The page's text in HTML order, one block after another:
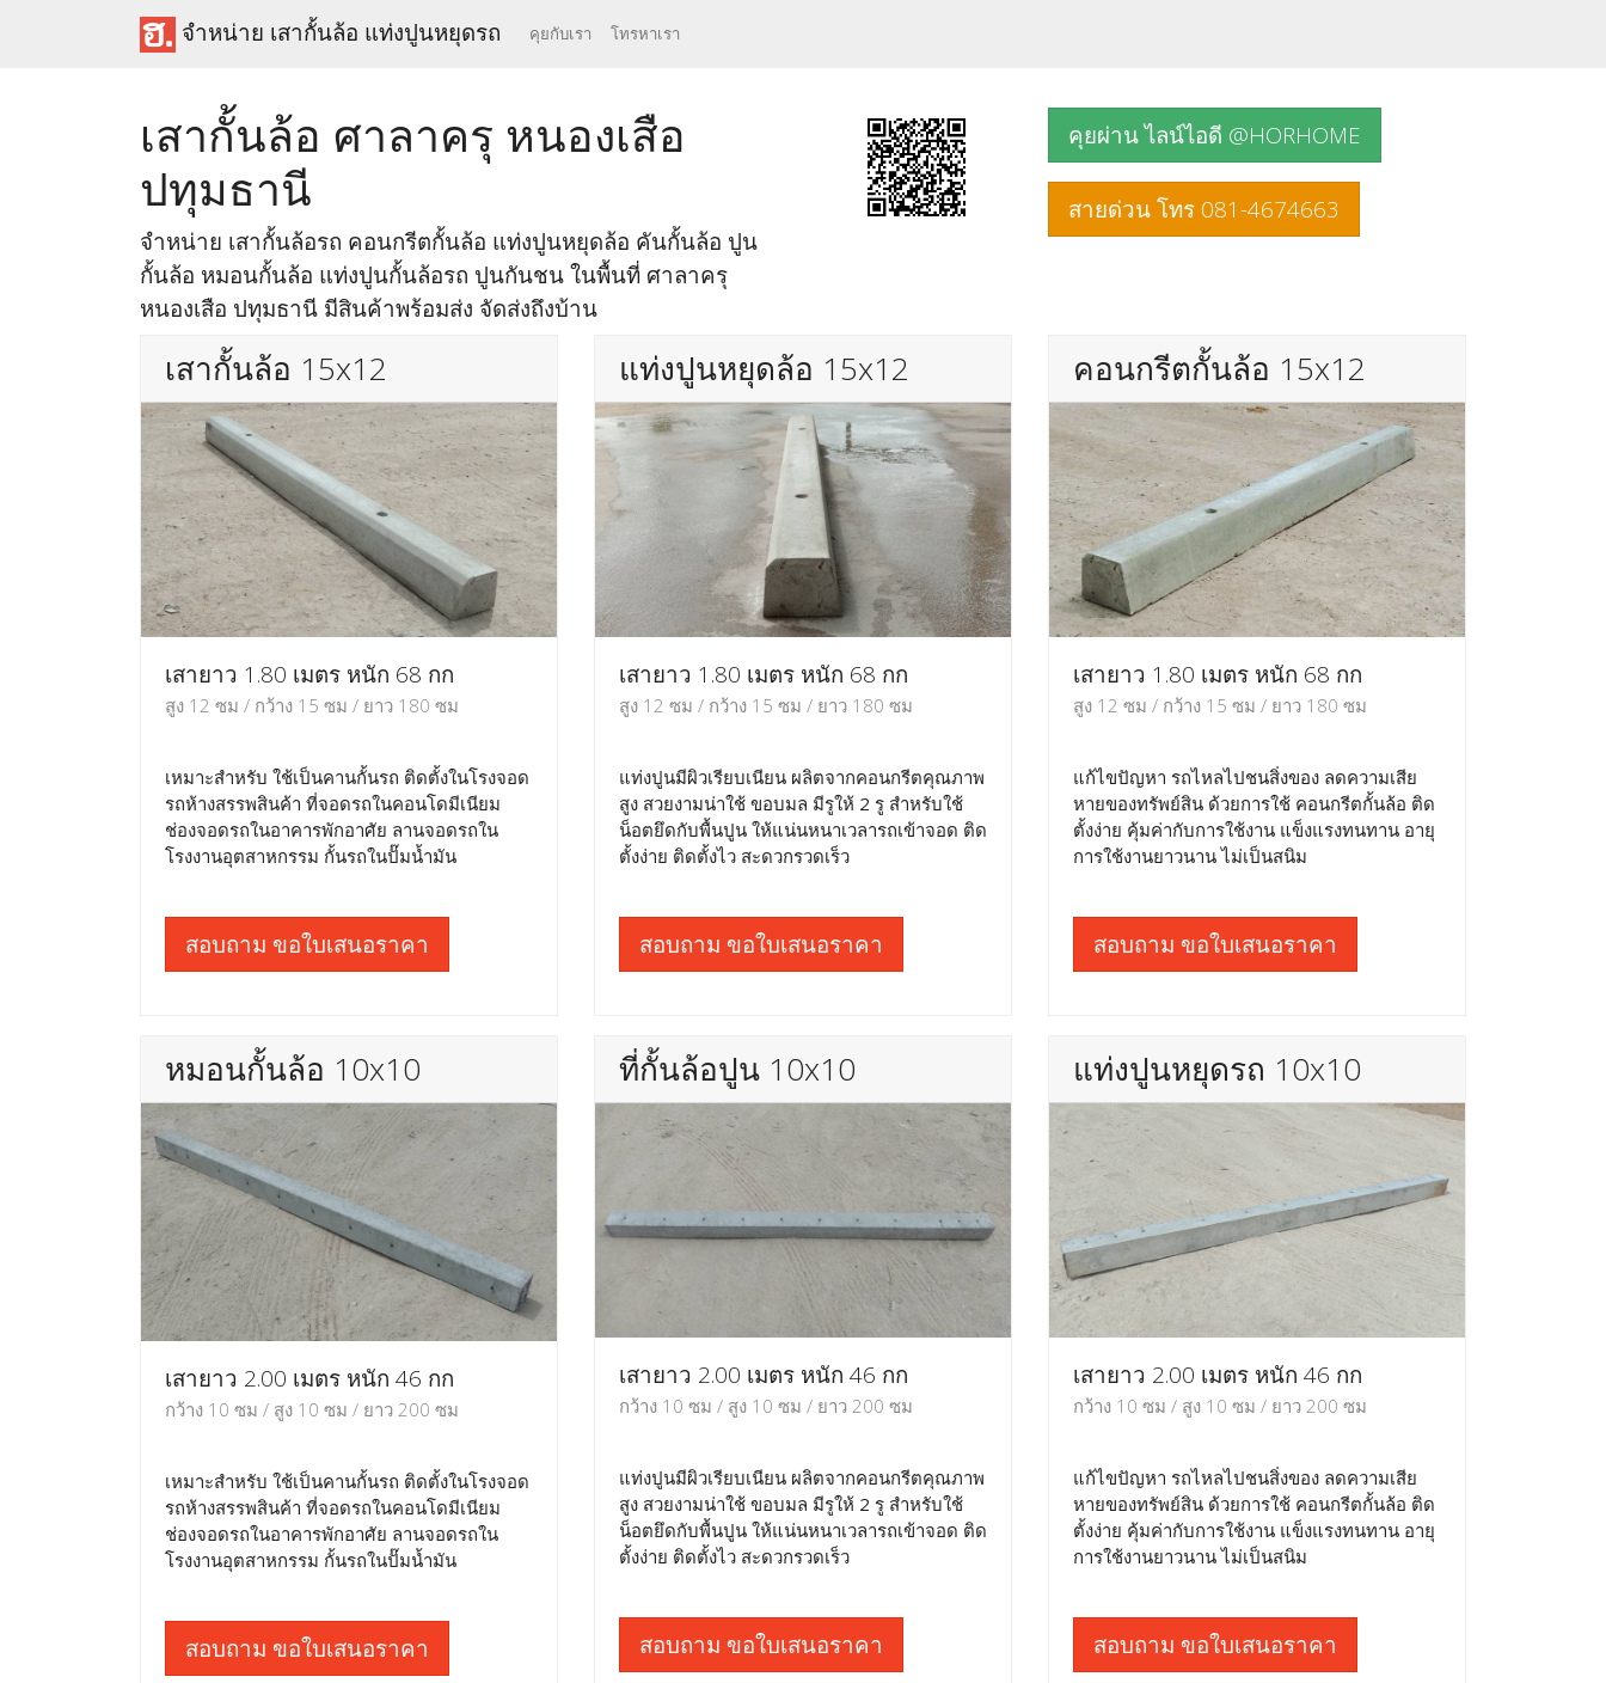
จำหน่าย เสากั้นล้อ แท่งปูนหยุดรถ คุยกับเรา โทรหาเรา
เสากั้นล้อ ศาลาครุ หนองเสือ
ปทุมธานี
จำหน่าย เสากั้นล้อรถ คอนกรีตกั้นล้อ แท่งปูนหยุดล้อ คันกั้นล้อ ปูน
กั้นล้อ หมอนกั้นล้อ แท่งปูนกั้นล้อรถ ปูนกันชน ในพื้นที่ ศาลาครุ
หนองเสือ ปทุมธานี มีสินค้าพร้อมส่ง จัดส่งถึงบ้าน
คุยผ่าน ไลน์ไอดี @HORHOME
สายด่วน โทร 081-4674663
เสากั้นล้อ 15x12
เสายาว 1.80 เมตร หนัก 68 กก
สูง 12 ซม / กว้าง 15 ซม / ยาว 180 ซม
เหมาะสำหรับ ใช้เป็นคานกั้นรถ ติดตั้งในโรงจอด
รถห้างสรรพสินค้า ที่จอดรถในคอนโดมีเนียม
ช่องจอดรถในอาคารพักอาศัย ลานจอดรถใน
โรงงานอุตสาหกรรม กั้นรถในปั๊มน้ำมัน
สอบถาม ขอใบเสนอราคา
แท่งปูนหยุดล้อ 15x12
เสายาว 1.80 เมตร หนัก 68 กก
สูง 12 ซม / กว้าง 15 ซม / ยาว 180 ซม
แท่งปูนมีผิวเรียบเนียน ผลิตจากคอนกรีตคุณภาพ
สูง สวยงามน่าใช้ ขอบมล มีรูให้ 2 รู สำหรับใช้
น็อตยึดกับพื้นปูน ให้แน่นหนาเวลารถเข้าจอด ติด
ตั้งง่าย ติดตั้งไว สะดวกรวดเร็ว
สอบถาม ขอใบเสนอราคา
คอนกรีตกั้นล้อ 15x12
เสายาว 1.80 เมตร หนัก 68 กก
สูง 12 ซม / กว้าง 15 ซม / ยาว 180 ซม
แก้ไขปัญหา รถไหลไปชนสิ่งของ ลดความเสีย
หายของทรัพย์สิน ด้วยการใช้ คอนกรีตกั้นล้อ ติด
ตั้งง่าย คุ้มค่ากับการใช้งาน แข็งแรงทนทาน อายุ
การใช้งานยาวนาน ไม่เป็นสนิม
สอบถาม ขอใบเสนอราคา
หมอนกั้นล้อ 10x10
เสายาว 2.00 เมตร หนัก 46 กก
กว้าง 10 ซม / สูง 10 ซม / ยาว 200 ซม
เหมาะสำหรับ ใช้เป็นคานกั้นรถ ติดตั้งในโรงจอด
รถห้างสรรพสินค้า ที่จอดรถในคอนโดมีเนียม
ช่องจอดรถในอาคารพักอาศัย ลานจอดรถใน
โรงงานอุตสาหกรรม กั้นรถในปั๊มน้ำมัน
สอบถาม ขอใบเสนอราคา
ที่กั้นล้อปูน 10x10
เสายาว 2.00 เมตร หนัก 46 กก
กว้าง 10 ซม / สูง 10 ซม / ยาว 200 ซม
แท่งปูนมีผิวเรียบเนียน ผลิตจากคอนกรีตคุณภาพ
สูง สวยงามน่าใช้ ขอบมล มีรูให้ 2 รู สำหรับใช้
น็อตยึดกับพื้นปูน ให้แน่นหนาเวลารถเข้าจอด ติด
ตั้งง่าย ติดตั้งไว สะดวกรวดเร็ว
สอบถาม ขอใบเสนอราคา
แท่งปูนหยุดรถ 10x10
เสายาว 2.00 เมตร หนัก 46 กก
กว้าง 10 ซม / สูง 10 ซม / ยาว 200 ซม
แก้ไขปัญหา รถไหลไปชนสิ่งของ ลดความเสีย
หายของทรัพย์สิน ด้วยการใช้ คอนกรีตกั้นล้อ ติด
ตั้งง่าย คุ้มค่ากับการใช้งาน แข็งแรงทนทาน อายุ
การใช้งานยาวนาน ไม่เป็นสนิม
สอบถาม ขอใบเสนอราคา